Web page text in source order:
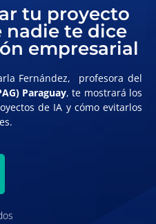
tu proyecto
nadie te dice
empresarial
Fernández, profesora del
Paraguay, te mostrará los
de IA y cómo evitarlos